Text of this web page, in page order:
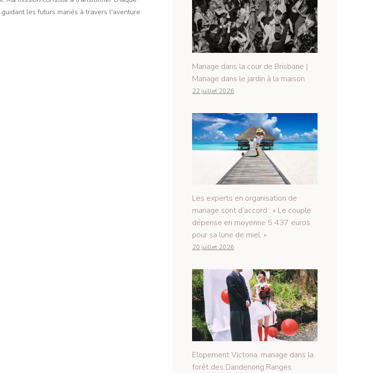
les futurs mariés à travers l'aventure
Mariage dans la cour de Brisbane |
Mariage dans le jardin à la maison
22 juillet 2026
Les experts en organisation de
mariage sont d’accord : « Le couple
dépense en moyenne 5 437 euros
pour sa lune de miel. »
20 juillet 2026
Elopement Victoria, mariage dans la
forêt des Dandenong Ranges